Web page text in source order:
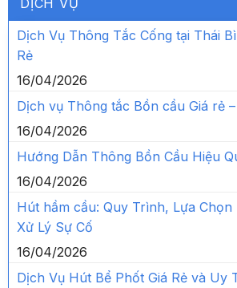
DỊCH VỤ
Dịch Vụ Thông Tắc Cống tại Thái
Rẻ
16/04/2026
Dịch vụ Thông tắc Bồn cầu Giá rẻ
16/04/2026
Hướng Dẫn Thông Bồn Cầu Hiệu
16/04/2026
Hút hầm cầu: Quy Trình, Lựa Chọn
Xử Lý Sự Cố
16/04/2026
Dịch Vụ Hút Bể Phốt Giá Rẻ và Uy